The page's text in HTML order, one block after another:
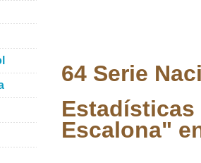
64 Serie
Estadísticas
Escalona"